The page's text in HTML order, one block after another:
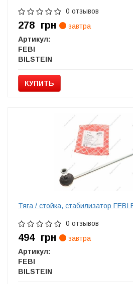
0 отзывов
278 грн
завтра
Артикул:
FEBI
BILSTEIN
КУПИТЬ
Тяга / стойка, стабилизатор FEBI
0 отзывов
494 грн
завтра
Артикул:
FEBI
BILSTEIN